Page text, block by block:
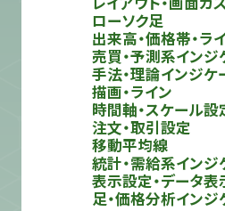
ローソク足
出来高・価格帯・ラ
売買・予測系インジ
手法・理論インジケ
描画・ライン
時間軸・スケール設
注文・取引設定
移動平均線
統計・需給系インジ
表示設定・データ表
足・価格分析インジ